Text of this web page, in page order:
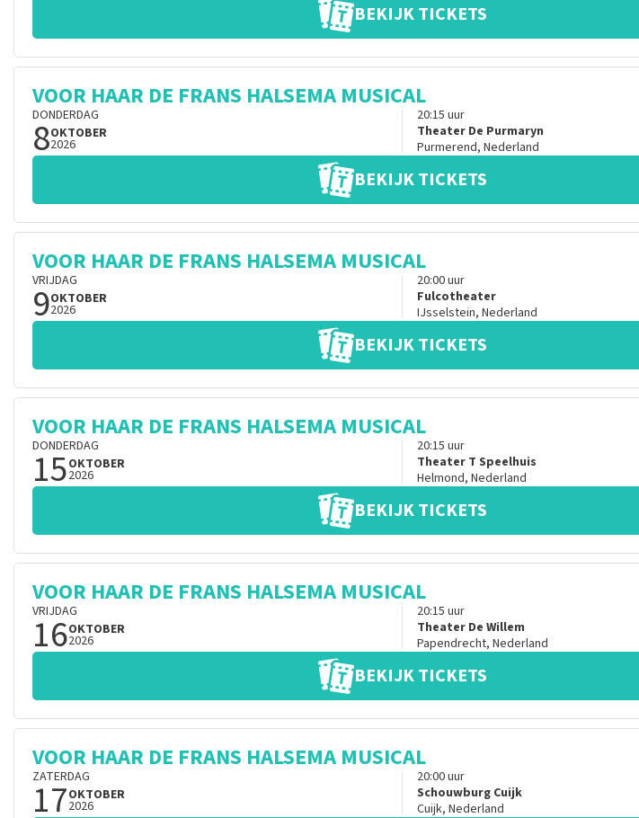
BEKIJK TICKETS
VOOR HAAR DE FRANS HALSEMA MUSICAL
DONDERDAG
8OKTOBER
2026
20:15 uur
Theater De Purmaryn
Purmerend, Nederland
BEKIJK TICKETS
VOOR HAAR DE FRANS HALSEMA MUSICAL
VRIJDAG
9OKTOBER
2026
20:00uur
Fulcotheater
IJsselstein, Nederland
BEKIJK TICKETS
VOOR HAAR DE FRANS HALSEMA MUSICAL
DONDERDAG
15OKTOBER
2026
20:15 uur
Theater T Speelhuis
Helmond, Nederland
BEKIJK TICKETS
VOOR HAAR DE FRANS HALSEMA MUSICAL
VRIJDAG
16OKTOBER
2026
20:15 uur
Theater De Willem
Papendrecht, Nederland
BEKIJK TICKETS
VOOR HAAR DE FRANS HALSEMA MUSICAL
ZATERDAG
17OKTOBER
2026
20:00uur
Schouwburg Cuijk
Cuijk, Nederland